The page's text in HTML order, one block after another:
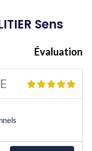
Sens
Évaluation